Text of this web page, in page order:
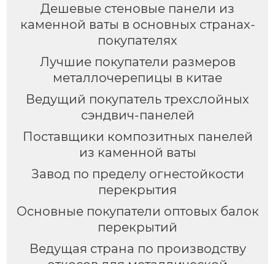
Дешевые стеновые панели из
каменной ваты в основных странах-
покупателях
Лучшие покупатели размеров
металлочерепицы в китае
Ведущий покупатель трехслойных
сэндвич-панелей
Поставщики композитных панелей
из каменной ваты
Завод по пределу огнестойкости
перекрытия
Основные покупатели оптовых балок
перекрытий
Ведущая страна по производству